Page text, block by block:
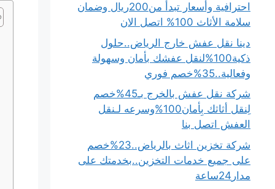
احترافية وأسعار تبدأ من200ريال وضمان
سلامة الأثاث 100% اتصل الان
دينا نقل عفش خارج الرياض..حلول
ذكية100%لنقل عفشك بأمان وسهولة
وفعالية..35%خصم فوري
شركة نقل عفش بالخرج بـ45%خصم
لِنقل أثاثك بِأمان100%وسرعه لـنقل
العفش اتصل بنا
شركة تخزين اثاث بالرياض..23%خصم
على جميع خدمات التخزين..بخدمتك على
مدار24ساعة